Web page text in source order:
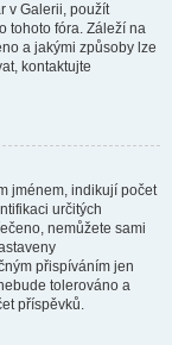
v Galerii, použít
tohoto fóra. Záleží na
a jakými způsoby lze
kontaktujte
jménem, indikují počet
určitých
nemůžete sami
přispíváním jen
tolerováno a
příspěvků.